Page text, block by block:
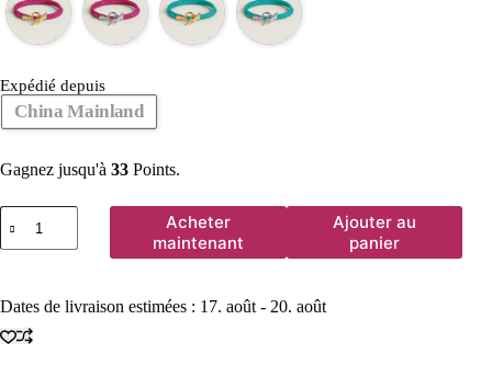
Expédié depuis
China Mainland
Gagnez jusqu'à 33 Points.
quantité
de
MOONLIGHT
cuir
double
couche
Acheter
maintenant
Ajouter au
panier
Dates de livraison estimées : 17. août - 20. août